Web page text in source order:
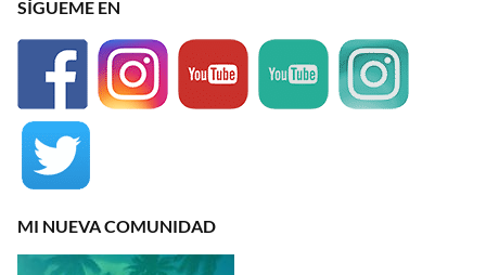
SÍGUEME EN
MI NUEVA COMUNIDAD